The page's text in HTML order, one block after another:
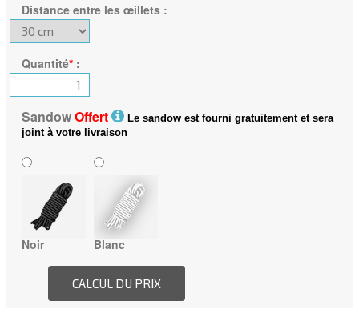
Distance entre les œillets:
Quantité*:
SandowOffert
Le sandow est fourni gratuitement et sera
joint à votre livraison
Noir Blanc